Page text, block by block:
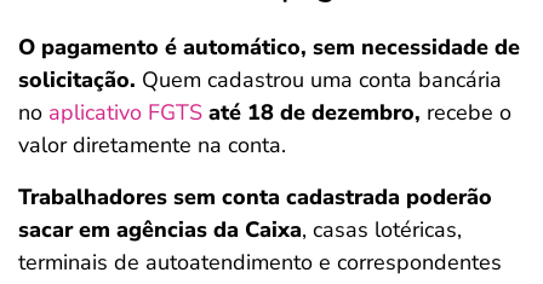
O pagamento é automático, sem necessidade de
solicitação. Quem cadastrou uma conta bancária
no aplicativo FGTS até 18 de dezembro, recebe o
valor diretamente na conta.
Trabalhadores sem conta cadastrada poderão
sacar em agências da Caixa, casas lotéricas,
terminais de autoatendimento e correspondentes